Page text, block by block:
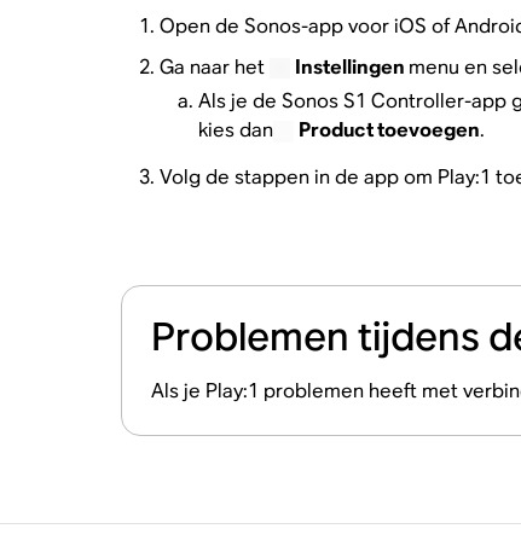
Open de Sonos-app voor iOS of
Ga naar het
Instellingen menu en
Als je de Sonos S1 Controller-app
kies dan
Product toevoegen.
Volg de stappen in de app om Play:1
Problemen tijdens
Als je Play:1 problemen heeft met